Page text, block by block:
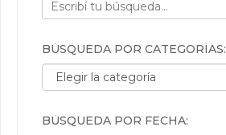
BÚSQUEDA POR CATEGORÍAS:
Búsqueda por categorías:
BÚSQUEDA POR FECHA: